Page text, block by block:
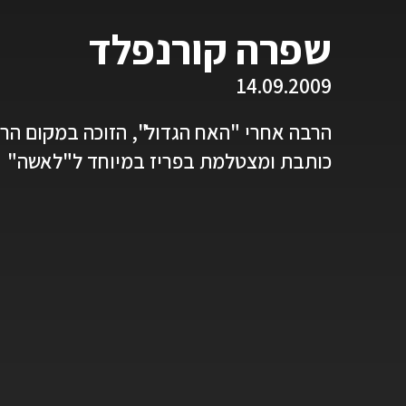
שפרה קורנפלד
14.09.2009
הרבה אחרי "האח הגדול", הזוכה במקום
כותבת ומצטלמת בפריז במיוחד ל"לאשה"